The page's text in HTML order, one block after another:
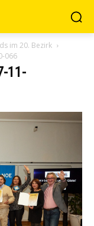
im 20. Bezirk
066
11-